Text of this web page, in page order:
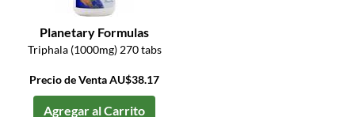
Planetary Formulas
Triphala (1000mg) 270 tabs
Precio de Venta AU$38.17
Agregar al Carrito